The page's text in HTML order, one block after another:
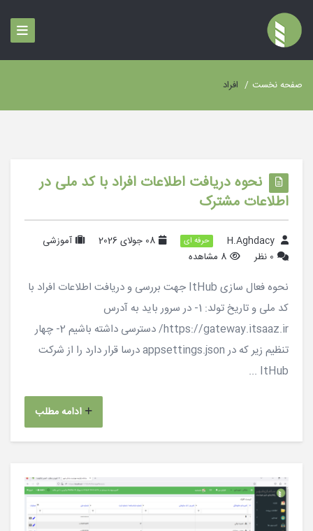
صفحه نخست / افراد
نحوه دریافت اطلاعات افراد با کد ملی در
اطلاعات مشترک
H.Aghdacy حرفه ای 08 جولای 2026
آموزشی
0 نظر
8 مشاهده
نحوه فعال سازی ItHub جهت بررسی و دریافت اطلاعات افراد با
کد ملی و تاریخ تولد: 1- در سرور باید به آدرس
https://gateway.itsaaz.ir/ دسترسی داشته باشیم 2- چهار
تنظیم زیر که در appsettings.json درسا قرار دارد را از شرکت
ItHub ...
ادامه مطلب